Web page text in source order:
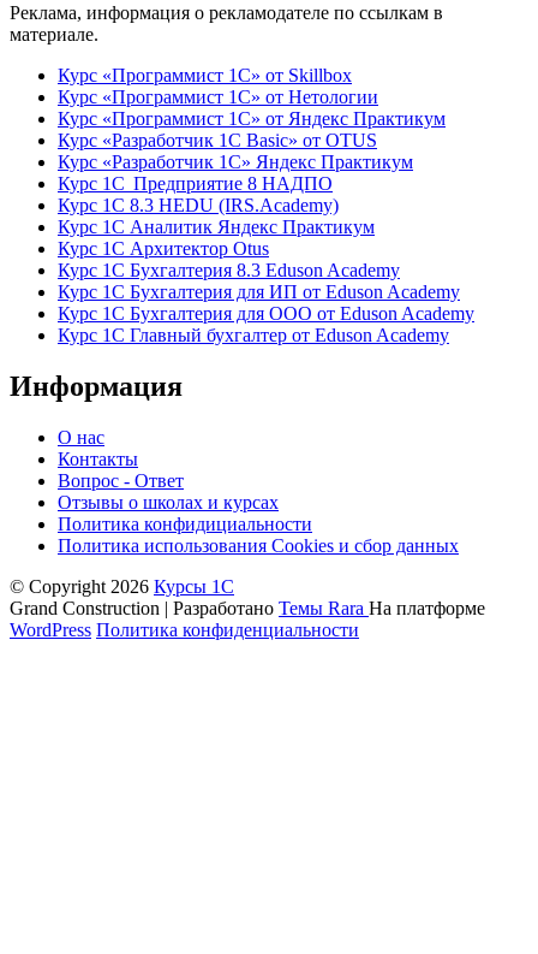
Реклама, информация о рекламодателе по ссылкам в
материале.
Курс «Программист 1С» от Skillbox
Курс «Программист 1С» от Нетологии
Курс «Программист 1С» от Яндекс Практикум
Курс «Разработчик 1С Basic» от OTUS
Курс «Разработчик 1С» Яндекс Практикум
Курс 1С Предприятие 8 НАДПО
Курс 1С 8.3 HEDU (IRS.Academy)
Курс 1С Аналитик Яндекс Практикум
Курс 1С Архитектор Otus
Курс 1С Бухгалтерия 8.3 Eduson Academy
Курс 1С Бухгалтерия для ИП от Eduson Academy
Курс 1С Бухгалтерия для ООО от Eduson Academy
Курс 1С Главный бухгалтер от Eduson Academy
Информация
О нас
Контакты
Вопрос - Ответ
Отзывы о школах и курсах
Политика конфидициальности
Политика использования Cookies и сбор данных
© Copyright 2026 Курсы 1С
Grand Construction | Разработано Темы Rara На платформе
WordPress Политика конфиденциальности